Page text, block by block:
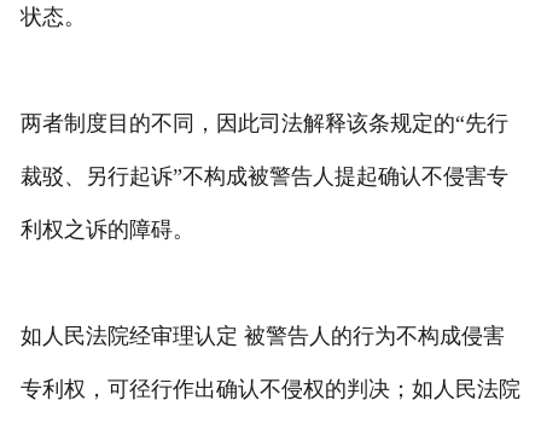
状态。
两者制度目的不同，因此司法解释该条规定的“先行
裁驳、另行起诉”不构成被警告人提起确认不侵害专
利权之诉的障碍。
如人民法院经审理认定 被警告人的行为不构成侵害
专利权，可径行作出确认不侵权的判决；如人民法院